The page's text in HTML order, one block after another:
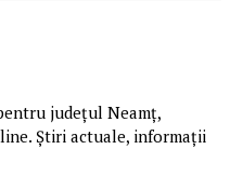
județul Neamț,
Știri actuale, informații